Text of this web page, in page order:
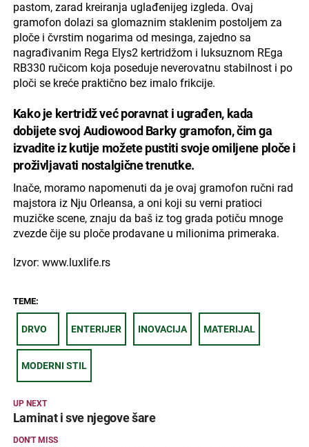
pastom, zarad kreiranja uglađenijeg izgleda. Ovaj
gramofon dolazi sa glomaznim staklenim postoljem za
ploče i čvrstim nogarima od mesinga, zajedno sa
nagrađivanim Rega Elys2 kertridžom i luksuznom REga
RB330 ručicom koja poseduje neverovatnu stabilnost i po
ploči se kreće praktično bez imalo frikcije.
Kako je kertridž već poravnat i ugrađen, kada
dobijete svoj Audiowood Barky gramofon, čim ga
izvadite iz kutije možete pustiti svoje omiljene ploče i
proživljavati nostalgične trenutke.
Inače, moramo napomenuti da je ovaj gramofon ručni rad
majstora iz Nju Orleansa, a oni koji su verni pratioci
muzičke scene, znaju da baš iz tog grada potiču mnoge
zvezde čije su ploče prodavane u milionima primeraka.
Izvor: www.luxlife.rs
TEME:
DRVO ENTERIJER INOVACIJA MATERIJAL
MODERNI STIL
UP NEXT
Laminat i sve njegove šare
DON'T MISS